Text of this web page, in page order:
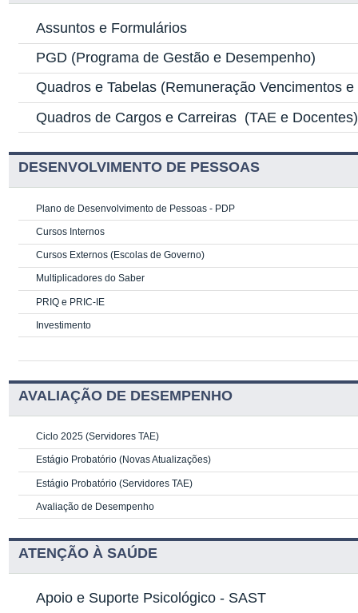
Assuntos e Formulários
PGD (Programa de Gestão e Desempenho)
Quadros e Tabelas (Remuneração Vencimentos
Quadros de Cargos e Carreiras (TAE e Docentes)
DESENVOLVIMENTO DE PESSOAS
Plano de Desenvolvimento de Pessoas - PDP
Cursos Internos
Cursos Externos (Escolas de Governo)
Multiplicadores do Saber
PRIQ e PRIC-IE
Investimento
AVALIAÇÃO DE DESEMPENHO
Ciclo 2025 (Servidores TAE)
Estágio Probatório (Novas Atualizações)
Estágio Probatório (Servidores TAE)
Avaliação de Desempenho
ATENÇÃO À SAÚDE
Apoio e Suporte Psicológico - SAST